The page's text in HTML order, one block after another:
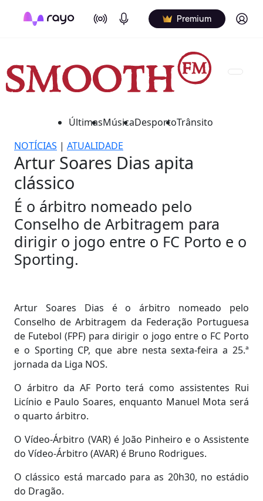
On Air Podcasts Premium Log in
ÚltimasMúsicaDesportoTrânsito
NOTÍCIAS | ATUALIDADE
Artur Soares Dias apita
clássico
É o árbitro nomeado pelo
Conselho de Arbitragem para
dirigir o jogo entre o FC Porto e o
Sporting.
Artur Soares Dias é o árbitro nomeado pelo
Conselho de Arbitragem da Federação Portuguesa
de Futebol (FPF) para dirigir o jogo entre o FC Porto
e o Sporting CP, que abre nesta sexta-feira a 25.ª
jornada da Liga NOS.
O árbitro da AF Porto terá como assistentes Rui
Licínio e Paulo Soares, enquanto Manuel Mota será
o quarto árbitro.
O Vídeo-Árbitro (VAR) é João Pinheiro e o Assistente
do Vídeo-Árbitro (AVAR) é Bruno Rodrigues.
O clássico está marcado para as 20h30, no estádio
do Dragão.